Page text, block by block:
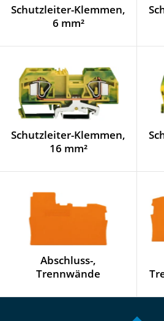
Schutzleiter-Klemmen,
6 mm²
Schutzleiter-Klemmen,
16 mm²
Abschluss-,
Trennwände